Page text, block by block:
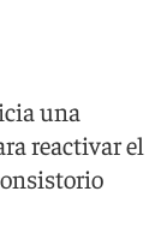
una
reactivar el